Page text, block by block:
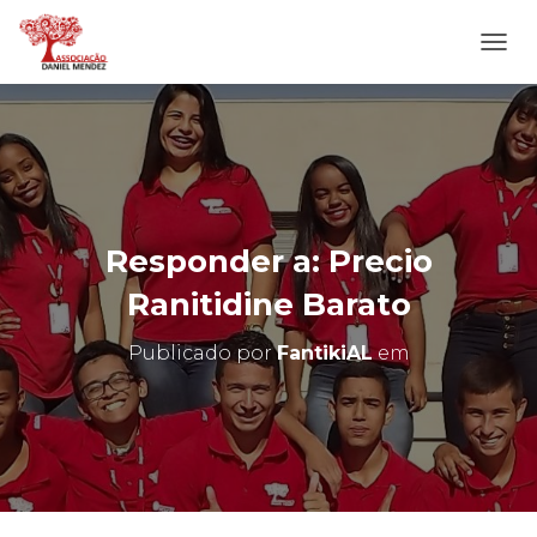
L
T
E
R
N
A
N
A
E
G
O
Responder a: Precio
Ranitidine Barato
Publicado porFantikiALem